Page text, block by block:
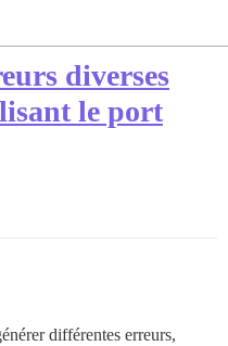
diverses
le port
différentes erreurs,